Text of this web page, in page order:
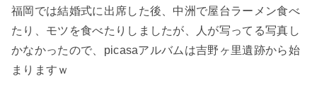
福岡では結婚式に出席した後、中洲で屋台ラーメン食べ
たり、モツを食べたりしましたが、人が写ってる写真し
かなかったので、picasaアルバムは吉野ヶ里遺跡から始
まりますｗ